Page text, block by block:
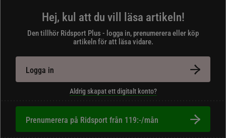
Hej, kul att du vill läsa artikeln!
Den tillhör Ridsport Plus - logga in, prenumerera eller köp
artikeln för att läsa vidare.
Logga in
Aldrig skapat ett digitalt konto?
Prenumerera på Ridsport från 119:-/mån